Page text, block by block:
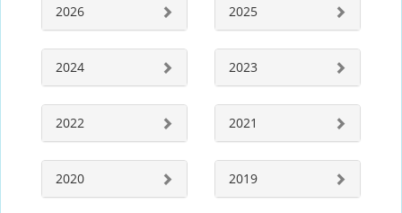
2026 2025
2024 2023
2022 2021
2020 2019